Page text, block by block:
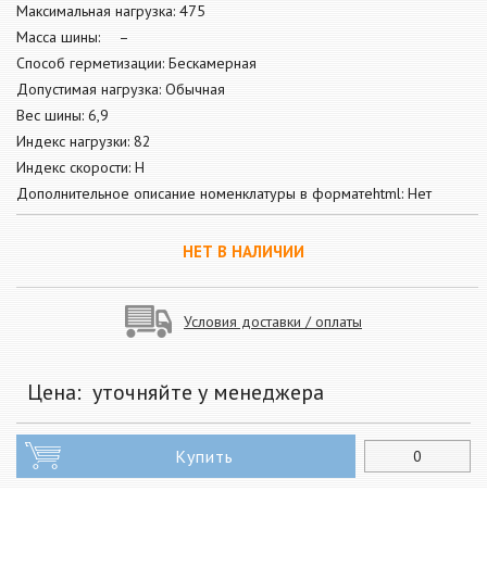
Максимальная нагрузка: 475
Масса шины: –
Способ герметизации: Бескамерная
Допустимая нагрузка: Обычная
Вес шины: 6,9
Индекс нагрузки: 82
Индекс скорости: H
Дополнительное описание номенклатуры в форматеhtml: Нет
НЕТ В НАЛИЧИИ
Условия доставки / оплаты
Цена: уточняйте у менеджера
Купить